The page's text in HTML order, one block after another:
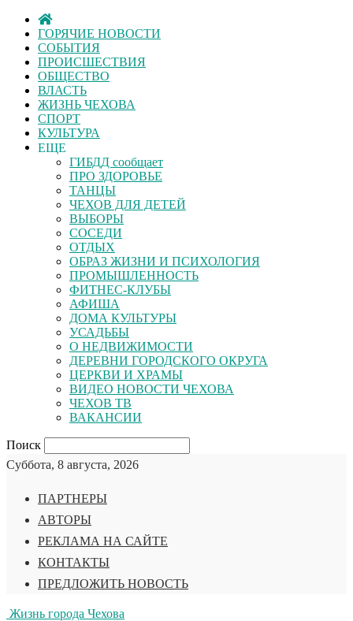
ГОРЯЧИЕ НОВОСТИ
СОБЫТИЯ
ПРОИСШЕСТВИЯ
ОБЩЕСТВО
ВЛАСТЬ
ЖИЗНЬ ЧЕХОВА
СПОРТ
КУЛЬТУРА
ЕЩЕ
ГИБДД сообщает
ПРО ЗДОРОВЬЕ
ТАНЦЫ
ЧЕХОВ ДЛЯ ДЕТЕЙ
ВЫБОРЫ
СОСЕДИ
ОТДЫХ
ОБРАЗ ЖИЗНИ И ПСИХОЛОГИЯ
ПРОМЫШЛЕННОСТЬ
ФИТНЕС-КЛУБЫ
АФИША
ДОМА КУЛЬТУРЫ
УСАДЬБЫ
О НЕДВИЖИМОСТИ
ДЕРЕВНИ ГОРОДСКОГО ОКРУГА
ЦЕРКВИ И ХРАМЫ
ВИДЕО НОВОСТИ ЧЕХОВА
ЧЕХОВ ТВ
ВАКАНСИИ
Поиск
Суббота, 8 августа, 2026
ПАРТНЕРЫ
АВТОРЫ
РЕКЛАМА НА САЙТЕ
КОНТАКТЫ
ПРЕДЛОЖИТЬ НОВОСТЬ
Жизнь города Чехова